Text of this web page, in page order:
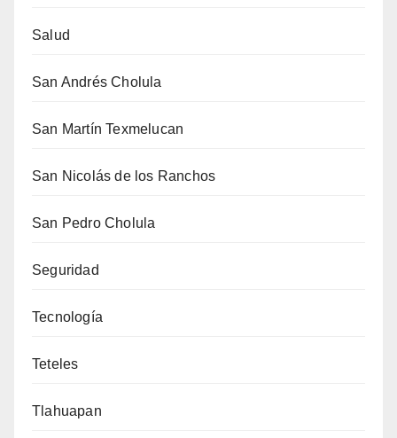
Salud
San Andrés Cholula
San Martín Texmelucan
San Nicolás de los Ranchos
San Pedro Cholula
Seguridad
Tecnología
Teteles
Tlahuapan